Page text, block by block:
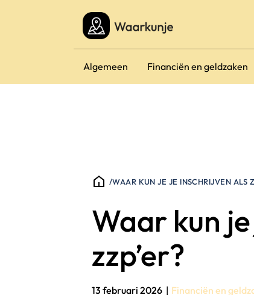
Algemeen Financiën en geldzaken
/WAAR KUN JE JE INSCHRIJVEN ALS
Waar kun
zzp’er?
13 februari 2026 | Financiën en